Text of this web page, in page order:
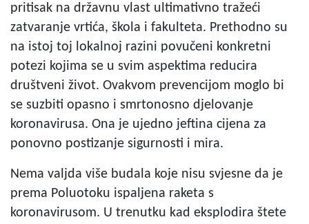
pritisak na državnu vlast ultimativno tražeći
zatvaranje vrtića, škola i fakulteta. Prethodno su
na istoj toj lokalnoj razini povučeni konkretni
potezi kojima se u svim aspektima reducira
društveni život. Ovakvom prevencijom moglo bi
se suzbiti opasno i smrtonosno djelovanje
koronavirusa. Ona je ujedno jeftina cijena za
ponovno postizanje sigurnosti i mira.
Nema valjda više budala koje nisu svjesne da je
prema Poluotoku ispaljena raketa s
koronavirusom. U trenutku kad eksplodira štete